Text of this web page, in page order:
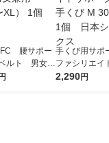
FC 腰サポー
ルト 男女兼
円
手くび用サ
ファシリエイ
ター 手くび
2,290円